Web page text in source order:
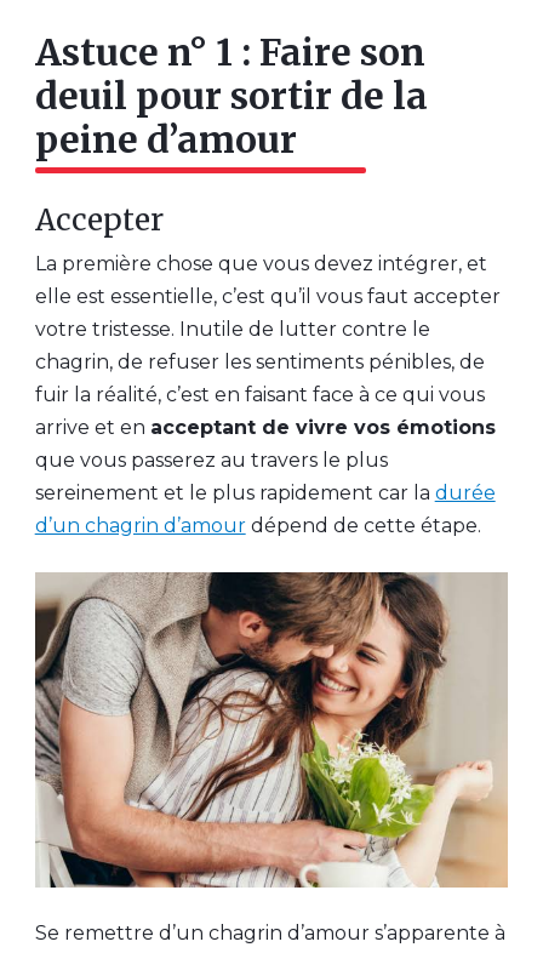
Astuce n° 1 : Faire son
deuil pour sortir de la
peine d’amour
Accepter
La première chose que vous devez intégrer, et
elle est essentielle, c’est qu’il vous faut accepter
votre tristesse. Inutile de lutter contre le
chagrin, de refuser les sentiments pénibles, de
fuir la réalité, c’est en faisant face à ce qui vous
arrive et en acceptant de vivre vos émotions
que vous passerez au travers le plus
sereinement et le plus rapidement car la durée
d’un chagrin d’amourdépend de cette étape.
Se remettre d’un chagrin d’amour s’apparente à